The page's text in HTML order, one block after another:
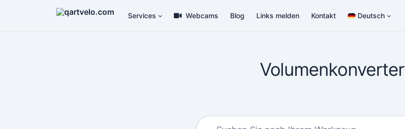
Services Webcams Blog Links melden Kontakt Deutsch
Volumenkonverter